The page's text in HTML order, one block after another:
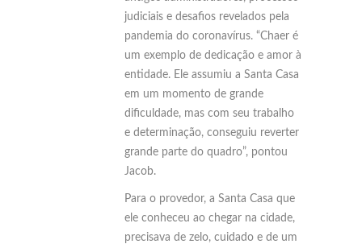
judiciais e desafios revelados pela
pandemia do coronavírus. “Chaer é
um exemplo de dedicação e amor à
entidade. Ele assumiu a Santa Casa
em um momento de grande
dificuldade, mas com seu trabalho
e determinação, conseguiu reverter
grande parte do quadro”, pontou
Jacob.
Para o provedor, a Santa Casa que
ele conheceu ao chegar na cidade,
precisava de zelo, cuidado e de um